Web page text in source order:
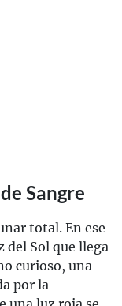
Sangre
total. En ese
del Sol que llega
curioso, una
por la